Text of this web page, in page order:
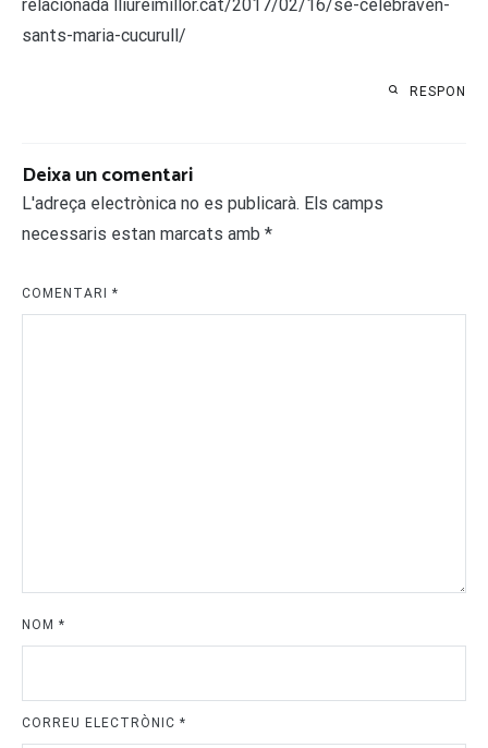
relacionada lliureimillor.cat/2017/02/16/se-celebraven-
sants-maria-cucurull/
RESPON
Deixa un comentari
L'adreça electrònica no es publicarà. Els camps
necessaris estan marcats amb *
COMENTARI *
NOM *
CORREU ELECTRÒNIC *